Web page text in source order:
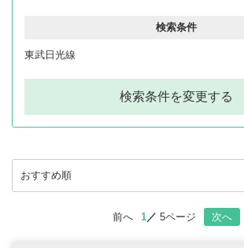
検索条件
東武日光線
検索条件を変更する
前へ 1 5ページ 次へ